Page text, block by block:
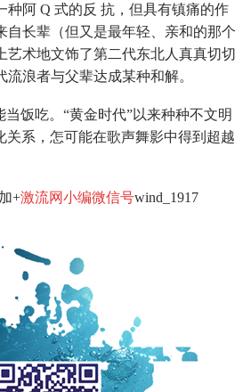
阿 Q 式的反 抗，但具有镇痛的作
自长辈（但又是最年轻、亲和的那个
艺术地文饰了第二代东北人真真切切
浪者与父辈达成某种和解。
饭吃。“黄金时代”以来种种不文明
关系，怎可能在歌声舞影中得到超越
+激流网小编微信号wind_1917